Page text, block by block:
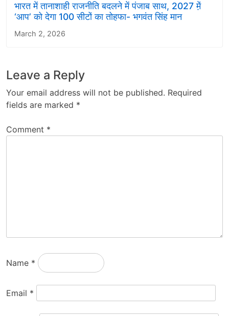
भारत में तानाशाही राजनीति बदलने में पंजाब साथ, 2027 मे़ं
‘आप’ को देगा 100 सीटों का तोहफा- भगवंत सिंह मान
March 2, 2026
Leave a Reply
Your email address will not be published. Required
fields are marked *
Comment *
Name *
Email *